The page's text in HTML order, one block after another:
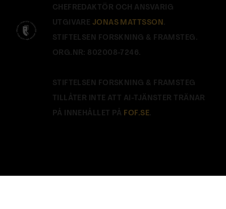
CHEFREDAKTÖR OCH ANSVARIG
UTGIVARE JONAS MATTSSON .
STIFTELSEN FORSKNING & FRAMSTEG.
ORG.NR: 802008-7246.
STIFTELSEN FORSKNING & FRAMSTEG
TILLÅTER INTE ATT AI-TJÄNSTER TRÄNAR
PÅ INNEHÅLLET PÅ FOF.SE.